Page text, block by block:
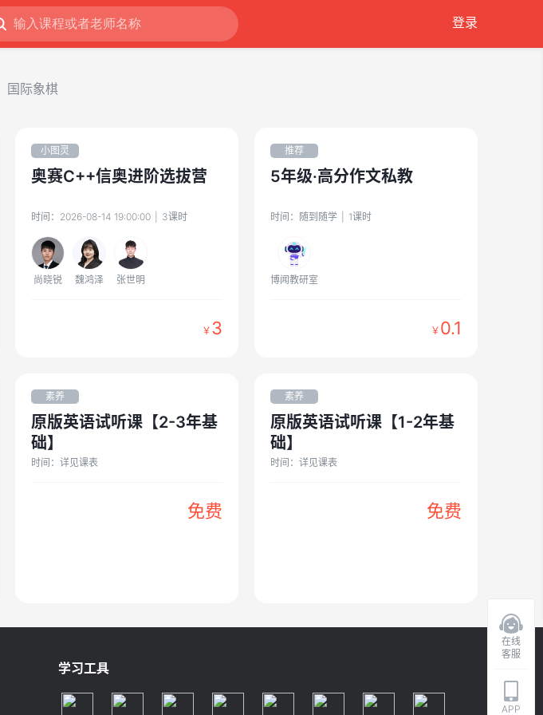
登录
国际象棋
小图灵
奥赛C++信奥进阶选拔营
时间： 2026-08-14 19:00:00 3课时
尚晓锐 魏鸿泽 张世明
￥ 3
推荐
5年级·高分作文私教
时间： 随到随学 1课时
博闻教研室
￥ 0.1
素养
原版英语试听课【2-3年基
础】
时间： 详见课表
免费
素养
原版英语试听课【1-2年基
础】
时间： 详见课表
免费
在线
客服
APP
学习工具